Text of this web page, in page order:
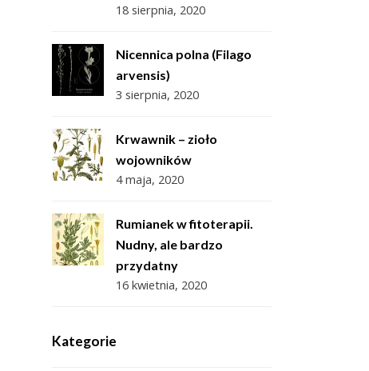
18 sierpnia, 2020
Nicennica polna (Filago
arvensis)
3 sierpnia, 2020
Krwawnik – zioło
wojowników
4 maja, 2020
Rumianek w fitoterapii.
Nudny, ale bardzo
przydatny
16 kwietnia, 2020
Kategorie